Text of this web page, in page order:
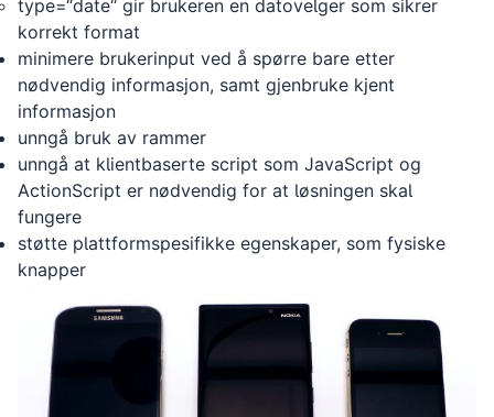
type=“date“ gir brukeren en datovelger som sikrer
korrekt format
minimere brukerinput ved å spørre bare etter
nødvendig informasjon, samt gjenbruke kjent
informasjon
unngå bruk av rammer
unngå at klientbaserte script som JavaScript og
ActionScript er nødvendig for at løsningen skal
fungere
støtte plattformspesifikke egenskaper, som fysiske
knapper